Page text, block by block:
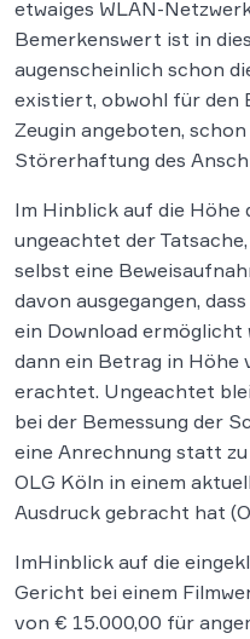
etwaiges WLAN-
Bemerkenswert ist in
augenscheinlich schon
existiert, obwohl für den
Zeugin angeboten,
Störerhaftung des
Im Hinblick auf die Höhe
ungeachtet der
selbst eine
davon ausgegangen,
ein Download ermöglicht
dann ein Betrag in Höhe
erachtet. Ungeachtet
bei der Bemessung der
eine Anrechnung statt zu
OLG Köln in einem
Ausdruck gebracht hat
ImHinblick auf die
Gericht bei einem
von € 15.000,00 für